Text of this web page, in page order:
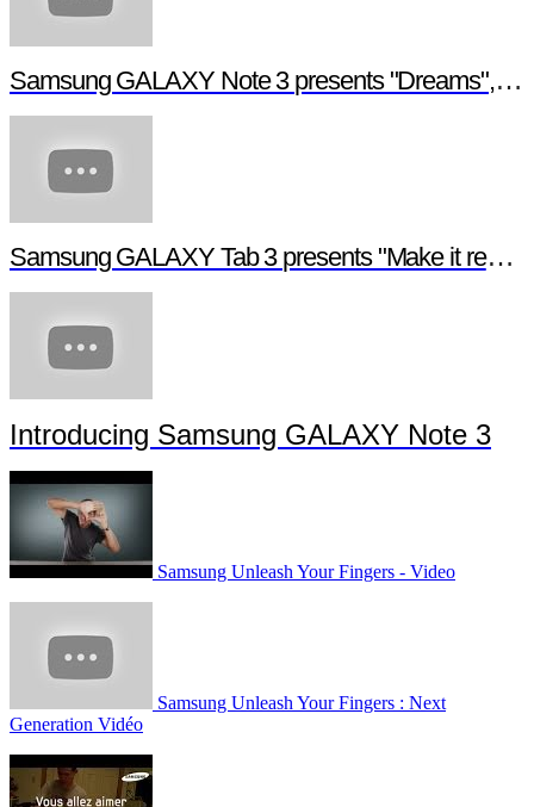
Samsung GALAXY Note 3 presents "Dreams", a digital short film
Samsung GALAXY Tab 3 presents "Make it real", a digital short film
Introducing Samsung GALAXY Note 3
Samsung Unleash Your Fingers - Video
Samsung Unleash Your Fingers : Next
Generation Vidéo